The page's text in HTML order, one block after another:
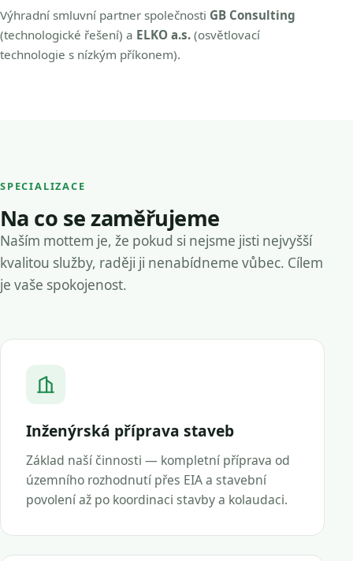
Výhradní smluvní partner společnosti GB Consulting
(technologické řešení) a ELKO a.s. (osvětlovací
technologie s nízkým příkonem).
SPECIALIZACE
Na co se zaměřujeme
Naším mottem je, že pokud si nejsme jisti nejvyšší
kvalitou služby, raději ji nenabídneme vůbec. Cílem
je vaše spokojenost.
Inženýrská příprava staveb
Základ naší činnosti — kompletní příprava od
územního rozhodnutí přes EIA a stavební
povolení až po koordinaci stavby a kolaudaci.